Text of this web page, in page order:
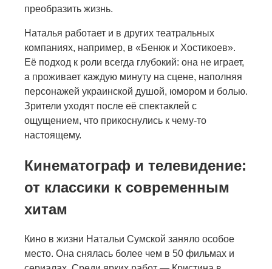
преобразить жизнь.
Наталья работает и в других театральных
компаниях, например, в «Бенюк и Хостикоев».
Её подход к роли всегда глубокий: она не играет,
а проживает каждую минуту на сцене, наполняя
персонажей украинской душой, юмором и болью.
Зрители уходят после её спектаклей с
ощущением, что прикоснулись к чему-то
настоящему.
Кинематограф и телевидение:
от классики к современным
хитам
Кино в жизни Натальи Сумской заняло особое
место. Она снялась более чем в 50 фильмах и